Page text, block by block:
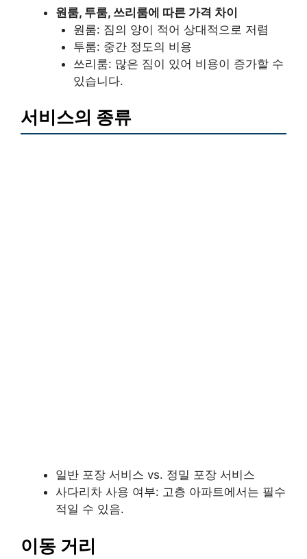
원룸, 투룸, 쓰리룸에 따른 가격 차이
원룸: 짐의 양이 적어 상대적으로 저렴
투룸: 중간 정도의 비용
쓰리룸: 많은 짐이 있어 비용이 증가할 수
있습니다.
서비스의 종류
일반 포장 서비스 vs. 정밀 포장 서비스
사다리차 사용 여부: 고층 아파트에서는 필수
적일 수 있음.
이동 거리